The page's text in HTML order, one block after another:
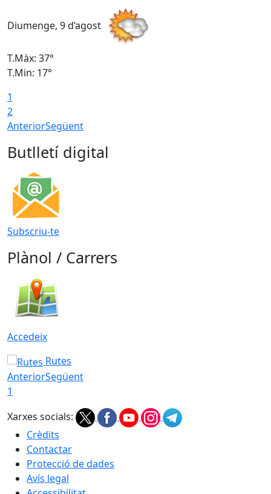
Diumenge, 9 d’agost
T.Màx: 37°
T.Min: 17°
1
2
AnteriorSegüent
Butlletí digital
Subscriu-te
Plànol / Carrers
Accedeix
Rutes
AnteriorSegüent
1
Xarxes socials:
Crèdits
Contactar
Protecció de dades
Avís legal